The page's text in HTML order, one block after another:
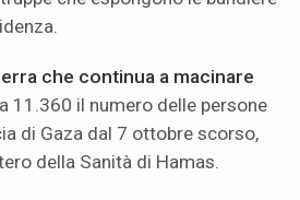
che continua a macinare
11.360 il numero delle persone
di Gaza dal 7 ottobre scorso,
della Sanità di Hamas.